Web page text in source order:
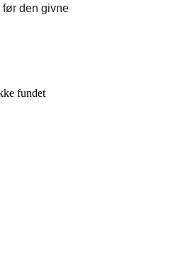
før den givne